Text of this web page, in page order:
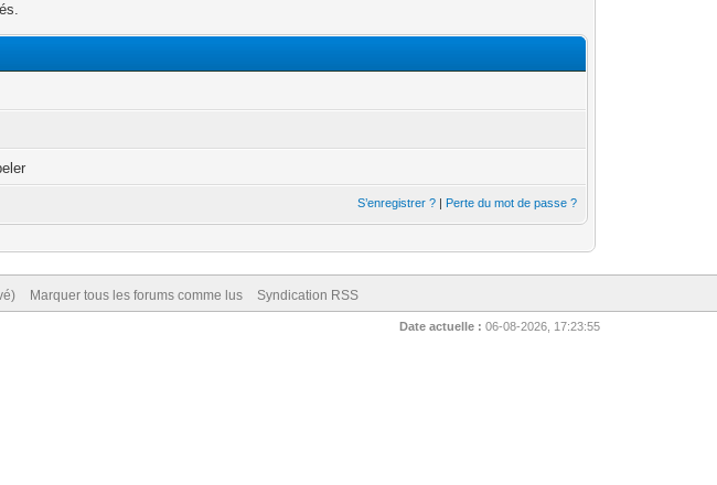
S’enregistrer ? | Perte du mot de passe ?
Marquer tous les forums comme lus Syndication RSS
Date actuelle : 06-08-2026, 17:23:55